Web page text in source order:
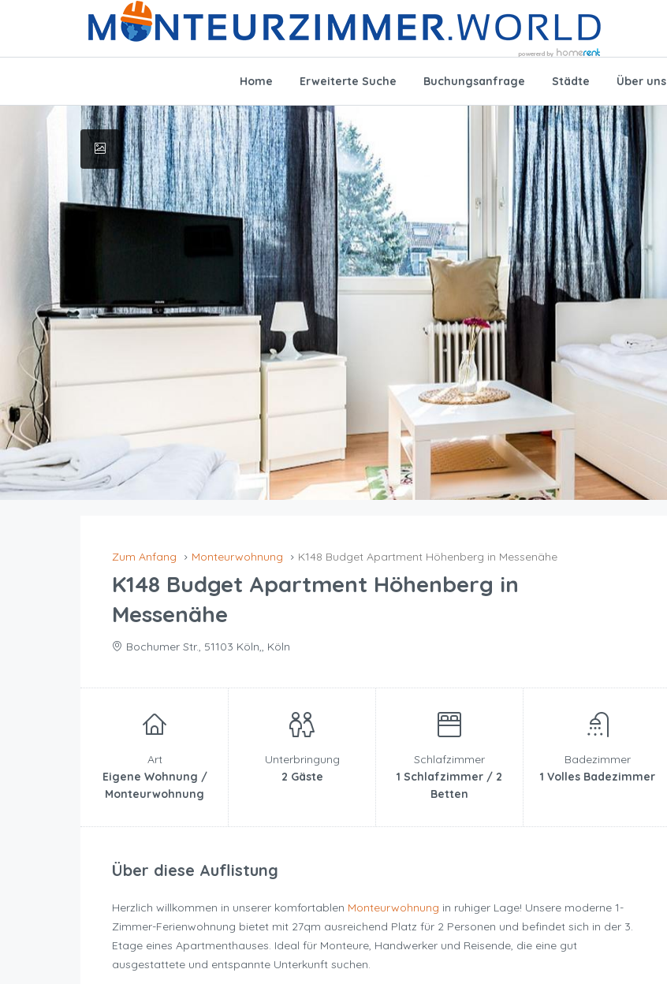
Home Erweiterte Suche Buchungsanfrage Städte Über uns
Zum Anfang Monteurwohnung K148 Budget Apartment Höhenberg in Messenähe
K148 Budget Apartment Höhenberg in
Messenähe
Bochumer Str., 51103 Köln,, Köln
Art
Eigene Wohnung /
Monteurwohnung
Unterbringung
2 Gäste
Schlafzimmer
1 Schlafzimmer / 2
Betten
Badezimmer
1 Volles Badezimmer
Über diese Auflistung
Herzlich willkommen in unserer komfortablen Monteurwohnung in ruhiger Lage! Unsere moderne 1-
Zimmer-Ferienwohnung bietet mit 27qm ausreichend Platz für 2 Personen und befindet sich in der 3.
Etage eines Apartmenthauses. Ideal für Monteure, Handwerker und Reisende, die eine gut
ausgestattete und entspannte Unterkunft suchen.